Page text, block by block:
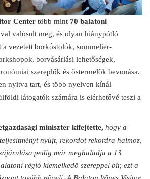
Center több mint 70 balatoni
valósult meg, és olyan hiánypótló
vezetett borkóstolók, sommelier-
borvásárlási lehetőségek,
szereplők és őstermelők bevonása.
nyitva tart, és több nyelven kínál
látogatók számára is elérhetővé teszi a
miniszter kifejtette, hogy a
nyújt, rekordot rekordra halmoz,
pedig már meghaladja a 13
régió kiemelkedő szereppel bír, ezt a